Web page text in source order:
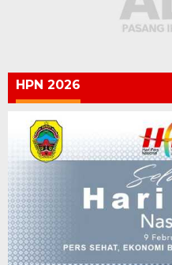
HPN 2026